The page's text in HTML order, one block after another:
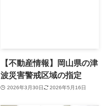
【不動産情報】岡山県の津
波災害警戒区域の指定
2026年3月30日 2026年5月16日